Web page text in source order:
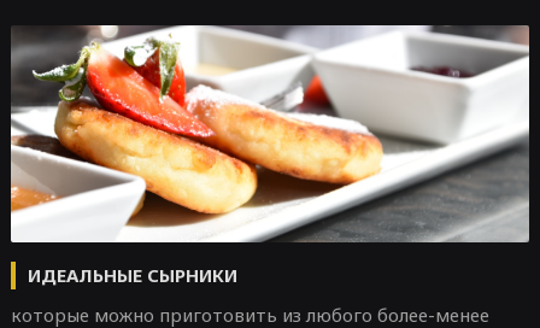
ИДЕАЛЬНЫЕ СЫРНИКИ
которые можно приготовить из любого более-менее